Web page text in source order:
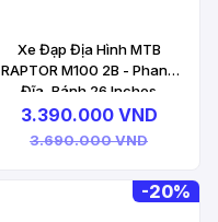
Xe Đạp Địa Hình MTB
RAPTOR M100 2B - Phanh
Đĩa, Bánh 26 Inches
3.390.000 VND
3.690.000 VND
-20%